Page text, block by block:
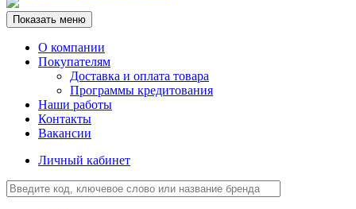
Показать меню
О компании
Покупателям
Доставка и оплата товара
Программы кредитования
Наши работы
Контакты
Вакансии
Личный кабинет